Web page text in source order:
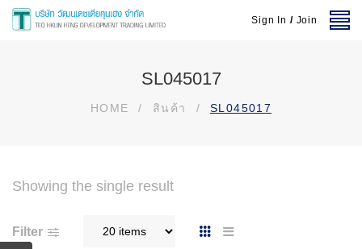
Sign In / Join
SL045017
HOME / สินค้า / SL045017
Showing the single result
Filter